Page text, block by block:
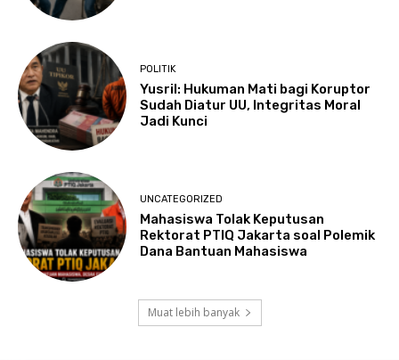
POLITIK
Yusril: Hukuman Mati bagi Koruptor
Sudah Diatur UU, Integritas Moral
Jadi Kunci
UNCATEGORIZED
Mahasiswa Tolak Keputusan
Rektorat PTIQ Jakarta soal Polemik
Dana Bantuan Mahasiswa
Muat lebih banyak